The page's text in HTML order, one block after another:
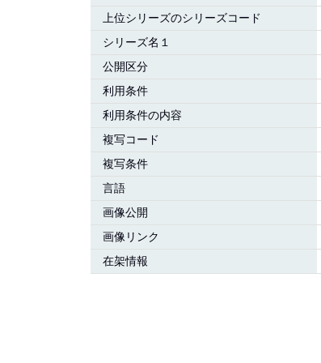
上位シリーズのシリーズコード
シリーズ名１
公開区分
利用条件
利用条件の内容
複写コード
複写条件
言語
画像公開
画像リンク
在架情報